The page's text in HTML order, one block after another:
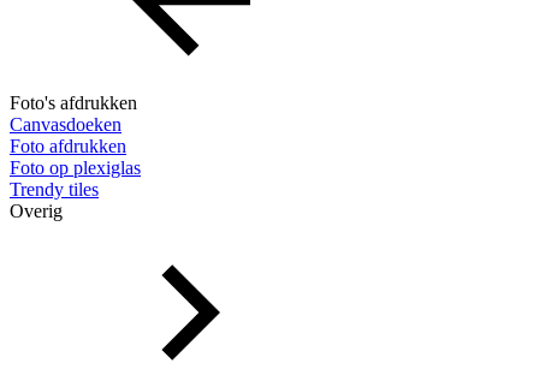
Foto's afdrukken
Canvasdoeken
Foto afdrukken
Foto op plexiglas
Trendy tiles
Overig